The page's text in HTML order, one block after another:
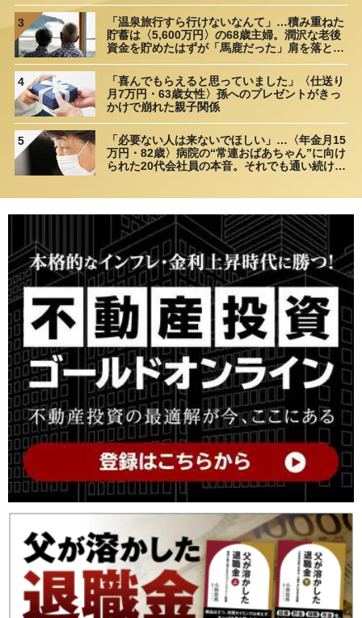
3
「温泉旅行すら行けないなんて」…積み重ねた
貯蓄は〈5,600万円〉の68歳主婦。潤沢な老後
資金を貯めたはずが「馬鹿だった」肩を落とす
4
「喜んでもらえると思っていました」〈仕送り
月7万円・63歳女性〉孫へのプレゼントがきっ
かけで崩れた親子関係
5
「必要ない人は来ないでほしい」…〈年金月15
万円・82歳〉病院の“常連おばあちゃん”に向け
られた20代会社員の本音。それでも通い続ける